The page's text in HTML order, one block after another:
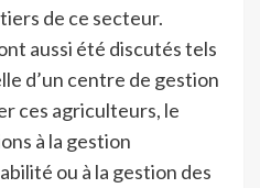
de ce secteur.
aussi été discutés tels
d’un centre de gestion
ces agriculteurs, le
à la gestion
ou à la gestion des